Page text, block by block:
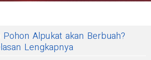
Alpukat akan Berbuah?
Lengkapnya